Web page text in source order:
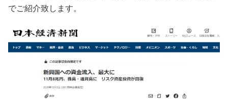
でご紹介致します。